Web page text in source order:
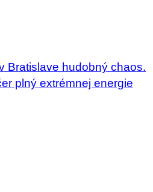
Bratislave hudobný chaos.
plný extrémnej energie